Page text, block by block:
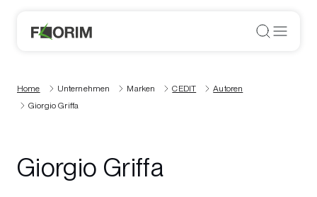
Home Unternehmen Marken CEDIT
Autoren
Giorgio Griffa
Giorgio Griffa